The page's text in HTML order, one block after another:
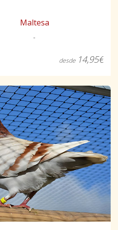
Maltesa
-
desde 14,95€